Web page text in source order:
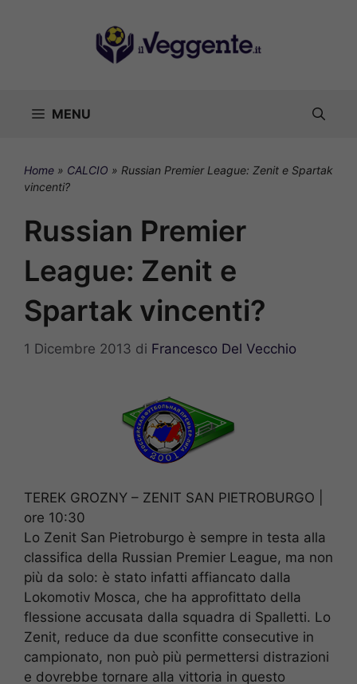
MENU
Home » CALCIO » Russian Premier League: Zenit e Spartak
vincenti?
Russian Premier
League: Zenit e
Spartak vincenti?
1 Dicembre 2013 di Francesco Del Vecchio
TEREK GROZNY – ZENIT SAN PIETROBURGO |
ore 10:30
Lo Zenit San Pietroburgo è sempre in testa alla
classifica della Russian Premier League, ma non
più da solo: è stato infatti affiancato dalla
Lokomotiv Mosca, che ha approfittato della
flessione accusata dalla squadra di Spalletti. Lo
Zenit, reduce da due sconfitte consecutive in
campionato, non può più permettersi distrazioni
e dovrebbe tornare alla vittoria in questo